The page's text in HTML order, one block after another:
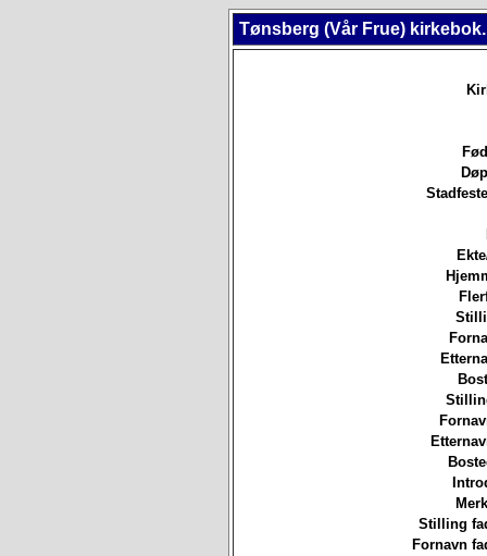
Tønsberg (Vår Frue)
Stilling
Fornavn